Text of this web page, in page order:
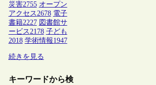
災害2755 オープン
アクセス2678 電子
書籍2227 図書館サ
ービス2178 子ども
2018 学術情報1947
続きを見る
キーワードから検